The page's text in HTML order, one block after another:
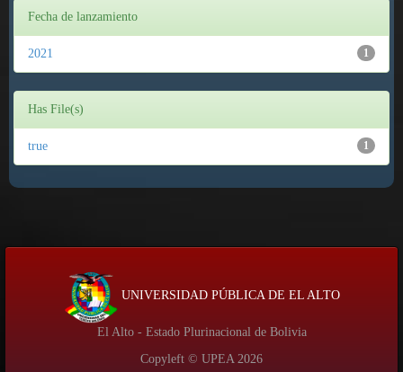
Fecha de lanzamiento
1
2021
Has File(s)
1
true
UNIVERSIDAD PÚBLICA DE EL ALTO
El Alto - Estado Plurinacional de Bolivia
Copyleft © UPEA 2026